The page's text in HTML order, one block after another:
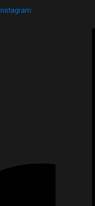
Instagram